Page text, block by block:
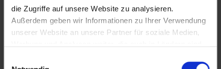
die Zugriffe auf unsere Website zu analysieren.
Außerdem geben wir Informationen zu Ihrer Verwendung
unserer Website an unsere Partner für soziale Medien,
Der in Neuhofen an der Ybbs als Sohn eines Schulmeisters
geborene Komponist stammte aus einer Musikerfamilie. Sein
Vater war als Organist tätig, sein Neffe Joseph Anton Pfeiffer
Schon als 22-Jähriger war Franz Joseph Pfeiffer für zwei Jahre